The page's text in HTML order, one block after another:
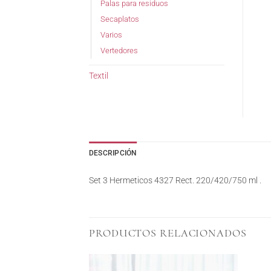
Palas para residuos
Secaplatos
Varios
Vertedores
Textil
DESCRIPCIÓN
Set 3 Hermeticos 4327 Rect. 220/420/750 ml .
PRODUCTOS RELACIONADOS